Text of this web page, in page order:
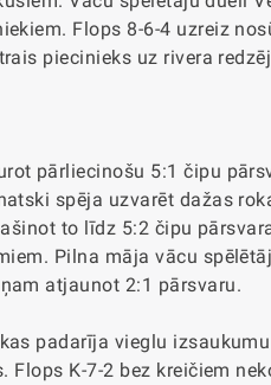
Flops 8-6-4 uzreiz
piecinieks uz rivera
pārliecinošu 5:1 čipu
spēja uzvarēt dažas
to līdz 5:2 čipu
Pilna māja vācu
atjaunot 2:1 pārsvaru.
padarīja vieglu
K-7-2 bez kreičiem